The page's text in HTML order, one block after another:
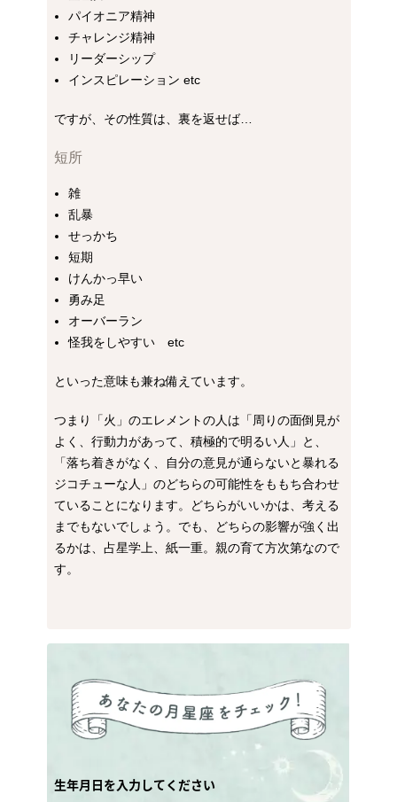
パイオニア精神
チャレンジ精神
リーダーシップ
インスピレーション etc
ですが、その性質は、裏を返せば…
短所
雑
乱暴
せっかち
短期
けんかっ早い
勇み足
オーバーラン
怪我をしやすい etc
といった意味も兼ね備えています。
つまり「火」のエレメントの人は「周りの面倒見が
よく、行動力があって、積極的で明るい人」と、
「落ち着きがなく、自分の意見が通らないと暴れる
ジコチューな人」のどちらの可能性をももち合わせ
ていることになります。どちらがいいかは、考える
までもないでしょう。でも、どちらの影響が強く出
るかは、占星学上、紙一重。親の育て方次第なので
す。
生年月日を入力してください